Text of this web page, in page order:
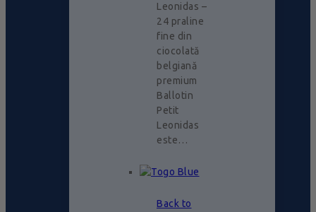
Leonidas –
24 praline
fine din
ciocolată
belgiană
premium
Ballotin
Petit
Leonidas
este…
Back to